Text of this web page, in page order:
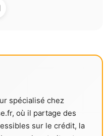
spécialisé chez
où il partage des
sur le crédit, la